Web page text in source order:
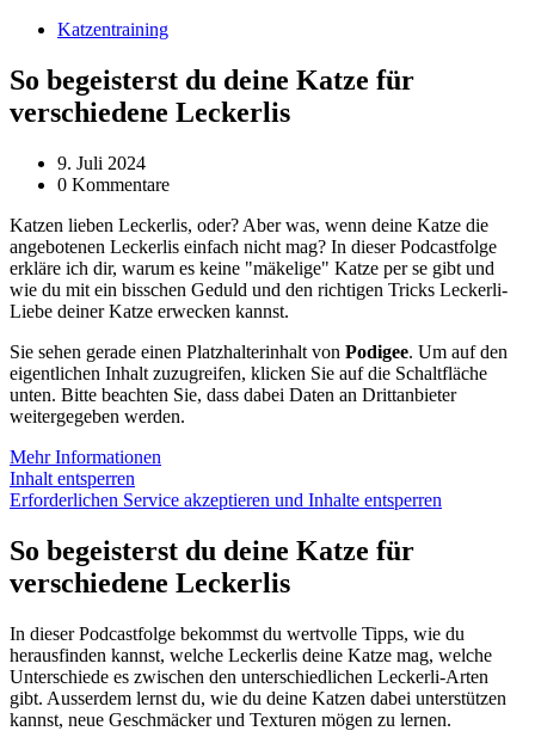
Katzentraining
So begeisterst du deine Katze für
verschiedene Leckerlis
9. Juli 2024
0 Kommentare
Katzen lieben Leckerlis, oder? Aber was, wenn deine Katze die
angebotenen Leckerlis einfach nicht mag? In dieser Podcastfolge
erkläre ich dir, warum es keine "mäkelige" Katze per se gibt und
wie du mit ein bisschen Geduld und den richtigen Tricks Leckerli-
Liebe deiner Katze erwecken kannst.
Sie sehen gerade einen Platzhalterinhalt von Podigee. Um auf den
eigentlichen Inhalt zuzugreifen, klicken Sie auf die Schaltfläche
unten. Bitte beachten Sie, dass dabei Daten an Drittanbieter
weitergegeben werden.
Mehr Informationen
Inhalt entsperren
Erforderlichen Service akzeptieren und Inhalte entsperren
So begeisterst du deine Katze für
verschiedene Leckerlis
In dieser Podcastfolge bekommst du wertvolle Tipps, wie du
herausfinden kannst, welche Leckerlis deine Katze mag, welche
Unterschiede es zwischen den unterschiedlichen Leckerli-Arten
gibt. Ausserdem lernst du, wie du deine Katzen dabei unterstützen
kannst, neue Geschmäcker und Texturen mögen zu lernen.